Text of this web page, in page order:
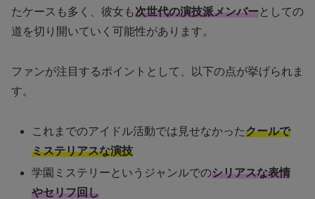
たケースも多く、彼女も次世代の演技派メンバーとしての
道を切り開いていく可能性があります。
ファンが注目するポイントとして、以下の点が挙げられま
す。
これまでのアイドル活動では見せなかったクールで
ミステリアスな演技
学園ミステリーというジャンルでのシリアスな表情
やセリフ回し